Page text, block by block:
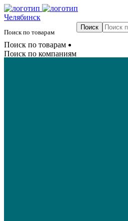
Челябинск
Поиск по товарам
Поиск по товарам
Поиск по компаниям